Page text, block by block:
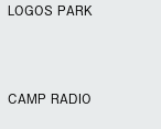
LOGOS PARK
CAMP RADIO